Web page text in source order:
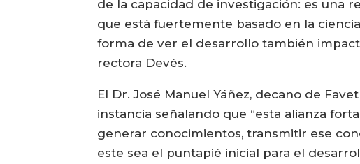
de la capacidad de investigación: es una
que está fuertemente basado en la
forma de ver el desarrollo también
rectora Devés.
El Dr. José Manuel Yáñez, decano de
instancia señalando que “esta alianza
generar conocimientos, transmitir ese
este sea el puntapié inicial para el